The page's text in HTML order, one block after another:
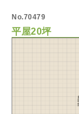
No.70479
平屋20坪